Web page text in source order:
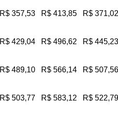
R$ 357,53 R$ 413,85 R$ 371,02
R$ 429,04 R$ 496,62 R$ 445,23
R$ 489,10 R$ 566,14 R$ 507,56
R$ 503,77 R$ 583,12 R$ 522,79